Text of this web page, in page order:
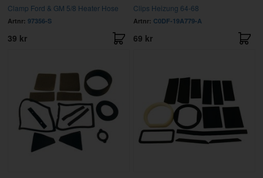
Clamp Ford & GM 5/8 Heater Hose
Artnr: 97356-S
39 kr
Clips Heizung 64-68
Artnr: C0DF-19A779-A
69 kr